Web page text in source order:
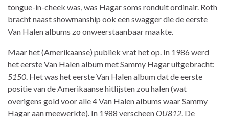
tongue-in-cheek was, was Hagar soms ronduit ordinair. Roth
bracht naast showmanship ook een swagger die de eerste
Van Halen albums zo onweerstaanbaar maakte.
Maar het (Amerikaanse) publiek vrat het op. In 1986 werd
het eerste Van Halen album met Sammy Hagar uitgebracht:
5150 . Het was het eerste Van Halen album dat de eerste
positie van de Amerikaanse hitlijsten zou halen (wat
overigens gold voor alle 4 Van Halen albums waar Sammy
Hagar aan meewerkte). In 1988 verscheenOU812 . De